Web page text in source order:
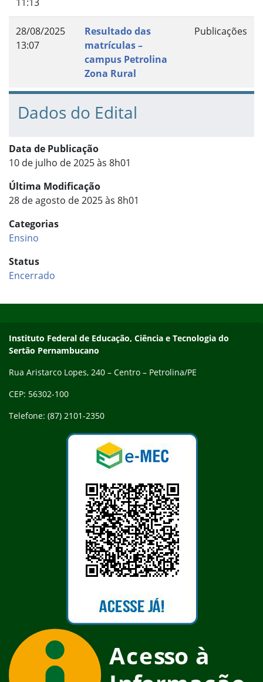
28/08/2025
13:07
Resultado das
matrículas –
campus Petrolina
Zona Rural
Publicações
Dados do Edital
Data de Publicação
10 de julho de 2025 às 8h01
Última Modificação
28 de agosto de 2025 às 8h01
Categorias
Ensino
Status
Encerrado
Endereço
Instituto Federal de Educação, Ciência e Tecnologia do
Sertão Pernambucano
Rua Aristarco Lopes, 240 – Centro – Petrolina/PE
CEP: 56302-100
Telefone: (87) 2101-2350